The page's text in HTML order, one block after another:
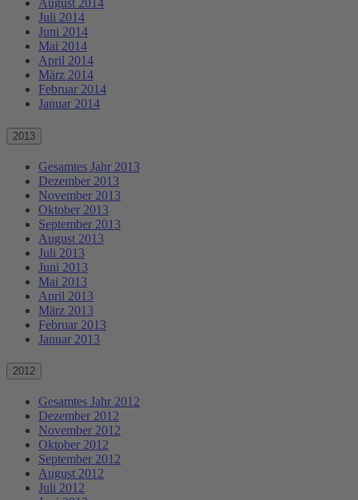
August 2014
Juli 2014
Juni 2014
Mai 2014
April 2014
März 2014
Februar 2014
Januar 2014
2013
Gesamtes Jahr 2013
Dezember 2013
November 2013
Oktober 2013
September 2013
August 2013
Juli 2013
Juni 2013
Mai 2013
April 2013
März 2013
Februar 2013
Januar 2013
2012
Gesamtes Jahr 2012
Dezember 2012
November 2012
Oktober 2012
September 2012
August 2012
Juli 2012